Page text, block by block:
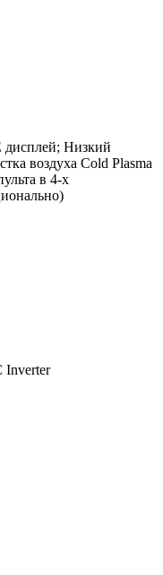
Низкий
воздуха Cold Plasma
в 4-х
Inverter